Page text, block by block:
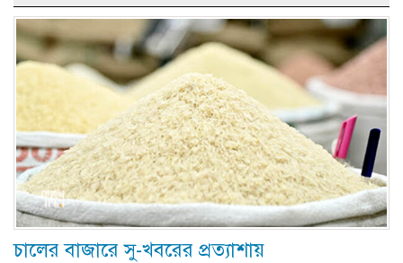
চালের বাজারে সু-খবরের প্রত্যাশায়